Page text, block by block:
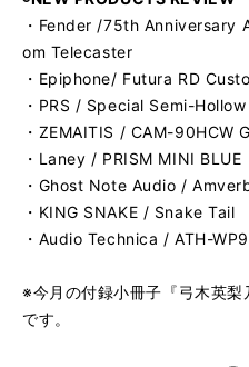
・Fender /75th Anniversary
om Telecaster
・Epiphone/ Futura RD
・PRS / Special Semi-
・ZEMAITIS / CAM-90HCW
・Laney / PRISM MINI BLUE
・Ghost Note Audio /
・KING SNAKE / Snake Tail
・Audio Technica / ATH-
※今月の付録小冊子『弓木英
です。